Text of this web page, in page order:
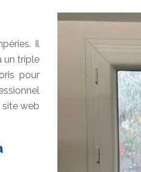
Il
un triple
pour
web